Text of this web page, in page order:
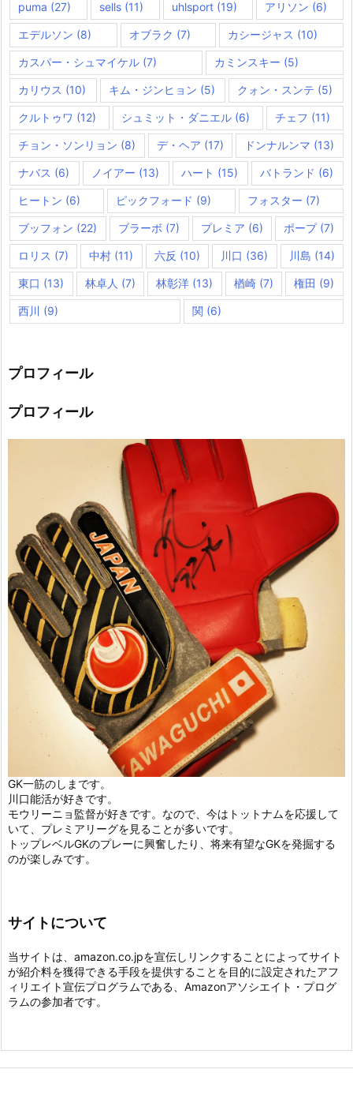
puma (27) sells(11) uhlsport(19) アリソン (6)
エデルソン (8) オブラク (7) カシージャス (10)
カスパー・シュマイケル (7) カミンスキー (5)
カリウス (10) キム・ジンヒョン (5) クォン・スンテ (5)
クルトゥワ (12) シュミット・ダニエル (6) チェフ (11)
チョン・ソンリョン (8) デ・ヘア (17) ドンナルンマ (13)
ナバス (6) ノイアー (13) ハート (15) バトランド (6)
ヒートン (6) ピックフォード (9) フォスター (7)
ブッフォン (22) ブラーボ (7) プレミア (6) ポープ(7)
ロリス (7) 中村 (11) 六反 (10) 川口 (36) 川島 (14)
東口 (13) 林卓人 (7) 林彰洋 (13) 楢崎(7) 権田 (9)
西川 (9) 関 (6)
プロフィール
プロフィール
GK一筋のしまです。
川口能活が好きです。
モウリーニョ監督が好きです。なので、今はトットナムを応援して
いて、プレミアリーグを見ることが多いです。
トップレベルGKのプレーに興奮したり、将来有望なGKを発掘する
のが楽しみです。
サイトについて
当サイトは、amazon.co.jpを宣伝しリンクすることによってサイト
が紹介料を獲得できる手段を提供することを目的に設定されたアフ
ィリエイト宣伝プログラムである、Amazonアソシエイト・プログ
ラムの参加者です。